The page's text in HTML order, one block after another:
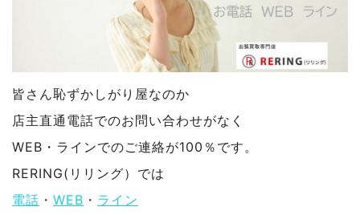
皆さん恥ずかしがり屋なのか
店主直通電話でのお問い合わせがなく
WEB・ラインでのご連絡が100％です。
RERING(リリング）では
電話 ・ WEB ・ ライン